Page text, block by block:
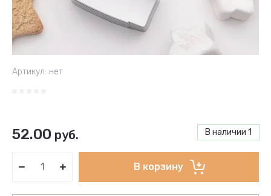
Артикул: нет
В наличии 1
52.00 руб.
В корзину